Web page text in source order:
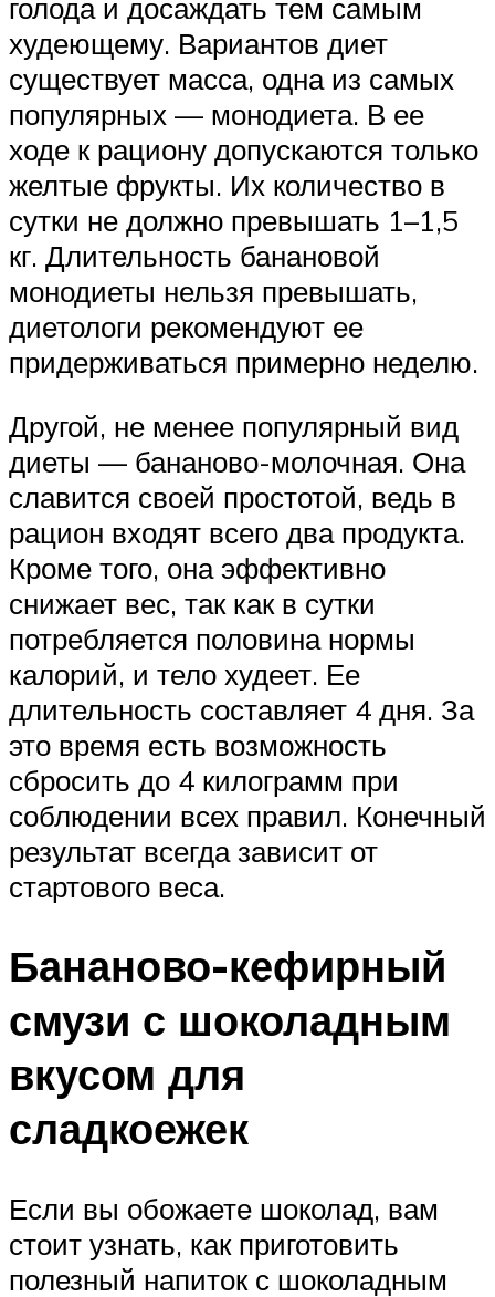
голода и досаждать тем самым
худеющему. Вариантов диет
существует масса, одна из самых
популярных — монодиета. В ее
ходе к рациону допускаются только
желтые фрукты. Их количество в
сутки не должно превышать 1–1,5
кг. Длительность банановой
монодиеты нельзя превышать,
диетологи рекомендуют ее
придерживаться примерно неделю.
Другой, не менее популярный вид
диеты — бананово-молочная. Она
славится своей простотой, ведь в
рацион входят всего два продукта.
Кроме того, она эффективно
снижает вес, так как в сутки
потребляется половина нормы
калорий, и тело худеет. Ее
длительность составляет 4 дня. За
это время есть возможность
сбросить до 4 килограмм при
соблюдении всех правил. Конечный
результат всегда зависит от
стартового веса.
Бананово-кефирный
смузи с шоколадным
вкусом для
сладкоежек
Если вы обожаете шоколад, вам
стоит узнать, как приготовить
полезный напиток с шоколадным